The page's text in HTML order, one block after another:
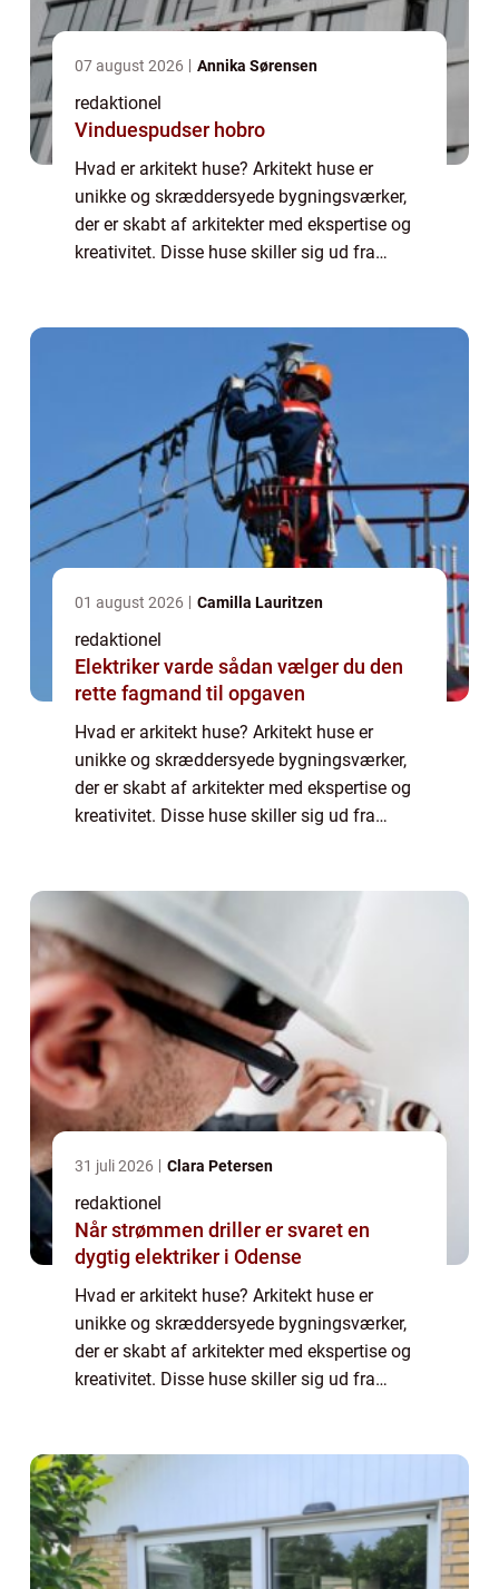
07 august 2026 Annika Sørensen
redaktionel
Vinduespudser hobro
Hvad er arkitekt huse? Arkitekt huse er
unikke og skræddersyede bygningsværker,
der er skabt af arkitekter med ekspertise og
kreativitet. Disse huse skiller sig ud fra
01 august 2026 Camilla Lauritzen
redaktionel
Elektriker varde sådan vælger du den
rette fagmand til opgaven
Hvad er arkitekt huse? Arkitekt huse er
unikke og skræddersyede bygningsværker,
der er skabt af arkitekter med ekspertise og
kreativitet. Disse huse skiller sig ud fra
31 juli 2026 Clara Petersen
redaktionel
Når strømmen driller er svaret en
dygtig elektriker i Odense
Hvad er arkitekt huse? Arkitekt huse er
unikke og skræddersyede bygningsværker,
der er skabt af arkitekter med ekspertise og
kreativitet. Disse huse skiller sig ud fra